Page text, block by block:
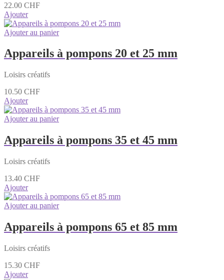
22.00 CHF
Ajouter
Ajouter au panier
Appareils à pompons 20 et 25 mm
Loisirs créatifs
10.50 CHF
Ajouter
Ajouter au panier
Appareils à pompons 35 et 45 mm
Loisirs créatifs
13.40 CHF
Ajouter
Ajouter au panier
Appareils à pompons 65 et 85 mm
Loisirs créatifs
15.30 CHF
Ajouter